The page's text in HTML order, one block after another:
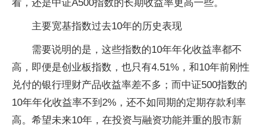
看，还是中证A500指数的长期收益率更高一些。
主要宽基指数过去10年的历史表现
需要说明的是，这些指数的10年年化收益率都不
高，即便是创业板指数，也只有4.51%，和10年前刚性
兑付的银行理财产品收益率差不多；而中证500指数的
10年年化收益率不到2%，还不如同期的定期存款利率
高。希望未来10年，在投资与融资功能并重的股市新